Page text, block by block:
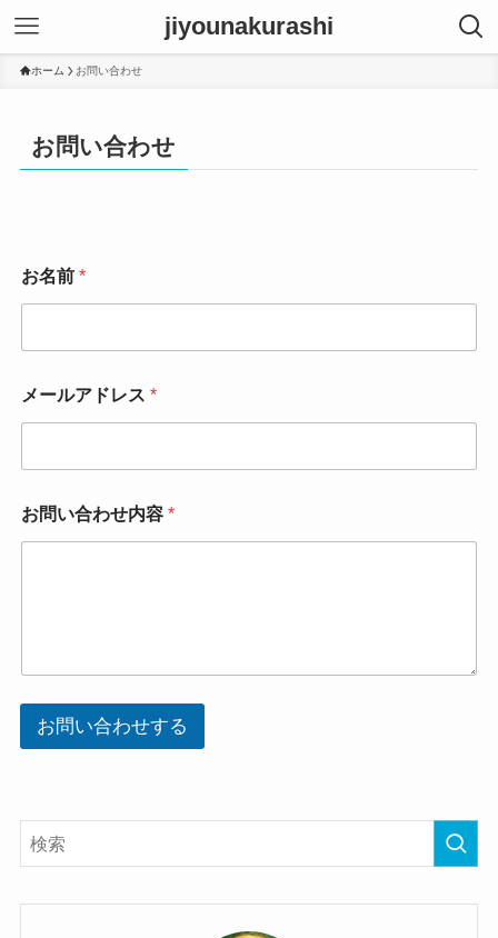
jiyounakurashi
ホーム お問い合わせ
お問い合わせ
お名前 *
お
問
せ
内
容
メールアドレス *
お問い合わせ内容 *
お問い合わせする